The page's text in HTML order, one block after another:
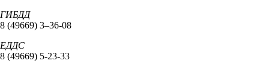
ГИБДД
8 (49669) 3–36-08
ЕДДС
8 (49669) 5-23-33